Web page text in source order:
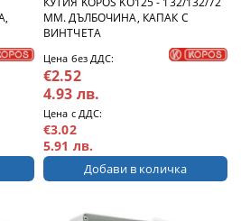
ММ. ДЪЛБОЧИНА, КАПАК С
ВИНТЧЕТА
Цена без ДДС:
€2.52
4.93 лв.
Цена с ДДС:
€3.02
5.91 лв.